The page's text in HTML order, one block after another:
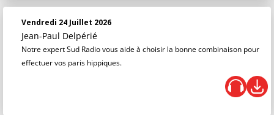
Vendredi 24 Juillet 2026
Jean-Paul Delpérié
Notre expert Sud Radio vous aide à choisir la bonne combinaison pour
effectuer vos paris hippiques.